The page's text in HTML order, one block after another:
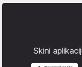
Skini